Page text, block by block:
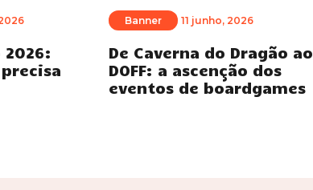
2026:
Banner 11 junho, 2026
De Caverna do Dragão ao
DOFF: a ascenção dos
eventos de boardgames